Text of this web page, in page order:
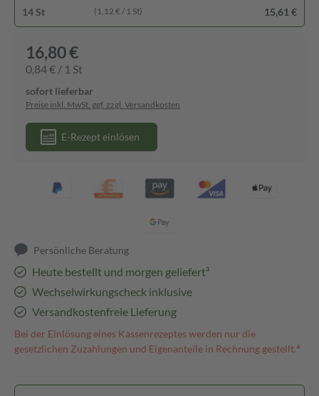
14 St (1,12 € / 1 St) 15,61 €
16,80 €
0,84 € / 1 St
sofort lieferbar
Preise inkl. MwSt. ggf. zzgl. Versandkosten
E-Rezept einlösen
Persönliche Beratung
Heute bestellt und morgen geliefert³
Wechselwirkungscheck inklusive
Versandkostenfreie Lieferung
Bei der Einlösung eines Kassenrezeptes werden nur die
gesetzlichen Zuzahlungen und Eigenanteile in Rechnung gestellt.⁴